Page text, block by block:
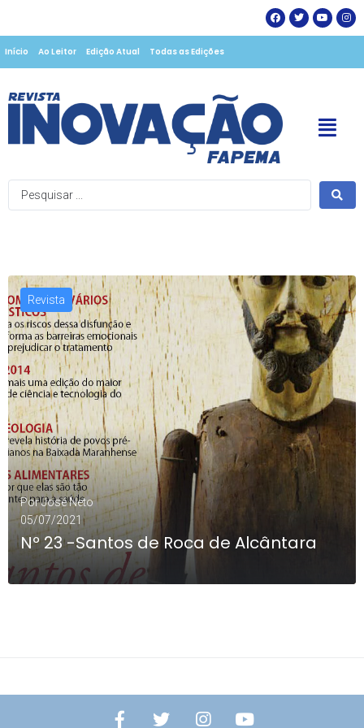
Início Ao Leitor Edição Atual Todas as Edições
Revista
PorJosé Neto
05/07/2021
Nº 23 -Santos de Roca de Alcântara